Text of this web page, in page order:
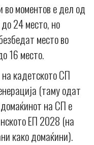
во моментов е дел од
24 место, но
место во
16 место.
кадетското СП
(таму одат
на СП е
ЕП 2028 (на
како домаќини).